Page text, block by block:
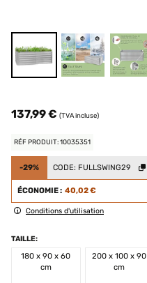
137,99 € (TVA incluse)
RÉF PRODUIT: 10035351
-29% CODE: FULLSWING29
ÉCONOMIE : 40,02 €
Conditions d'utilisation
TAILLE:
180 x 90 x 60
cm
200 x 100 x 90
cm